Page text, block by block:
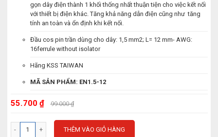
gọn dây điện thành 1 khối thống nhất thuận tiện cho việc kết nối
với thiết bị điện khác. Tăng khả năng dẫn điện cũng như tăng
tính an toàn và ổn định khi kết nối.
Đầu cos pin trần dùng cho dây: 1,5 mm2; L= 12 mm- AWG:
16ferrule without isolator
Hãng KSS TAIWAN
MÃ SẢN PHẨM: EN1.5-12
55.700 ₫ 99.000 ₫
THÊM VÀO GIỎ HÀNG